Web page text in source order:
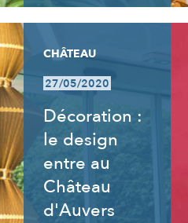
CHÂTEAU
27/05/2020
Décoration :
le design
entre au
Château
d'Auvers